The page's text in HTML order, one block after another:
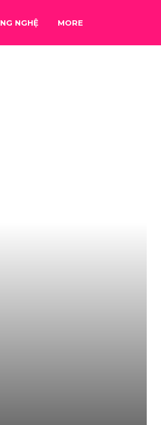
NGHỆ MORE